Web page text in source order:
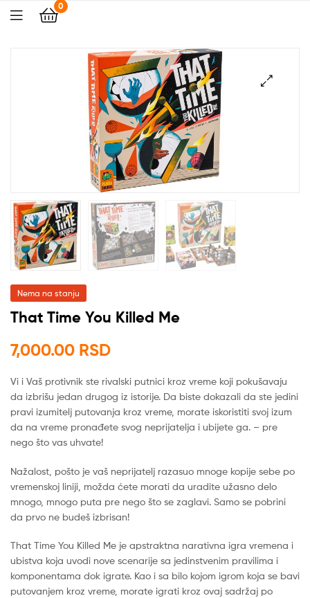
0
Nema na stanju
That Time You Killed Me
7,000.00 RSD
Vi i Vaš protivnik ste rivalski putnici kroz vreme koji pokušavaju
da izbrišu jedan drugog iz istorije. Da biste dokazali da ste jedini
pravi izumitelj putovanja kroz vreme, morate iskoristiti svoj izum
da na vreme pronađete svog neprijatelja i ubijete ga. – pre
nego što vas uhvate!
Nažalost, pošto je vaš neprijatelj razasuo mnoge kopije sebe po
vremenskoj liniji, možda ćete morati da uradite užasno delo
mnogo, mnogo puta pre nego što se zaglavi. Samo se pobrini
da prvo ne budeš izbrisan!
That Time You Killed Me je apstraktna narativna igra vremena i
ubistva koja uvodi nove scenarije sa jedinstvenim pravilima i
komponentama dok igrate. Kao i sa bilo kojom igrom koja se bavi
putovanjem kroz vreme, morate igrati kroz ovaj sadržaj po